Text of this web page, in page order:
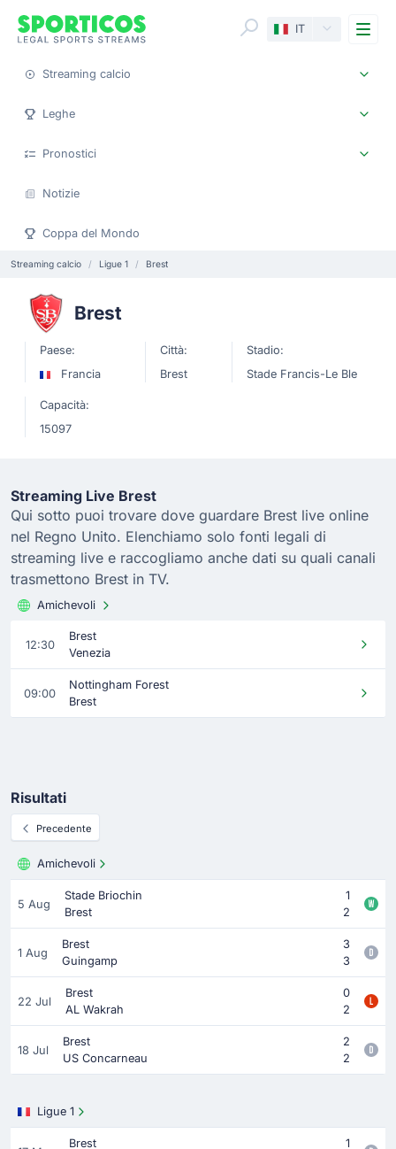
IT
Streaming calcio
Leghe
Pronostici
Notizie
Coppa del Mondo
Streaming calcio Ligue 1 Brest
Brest
Paese:
Francia
Città:
Brest
Stadio:
Stade Francis-Le Ble
Capacità:
15097
Streaming Live Brest
Qui sotto puoi trovare dove guardare Brest live online
nel Regno Unito. Elenchiamo solo fonti legali di
streaming live e raccogliamo anche dati su quali canali
trasmettono Brest in TV.
Amichevoli
12:30
Brest
Venezia
09:00
Nottingham Forest
Brest
Risultati
Precedente
Amichevoli
5 Aug
Stade Briochin
1
Brest
2
1 Aug
Brest
3
Guingamp
3
22 Jul
Brest
0
AL Wakrah
2
18 Jul
Brest
2
US Concarneau
2
Ligue 1
Brest
1